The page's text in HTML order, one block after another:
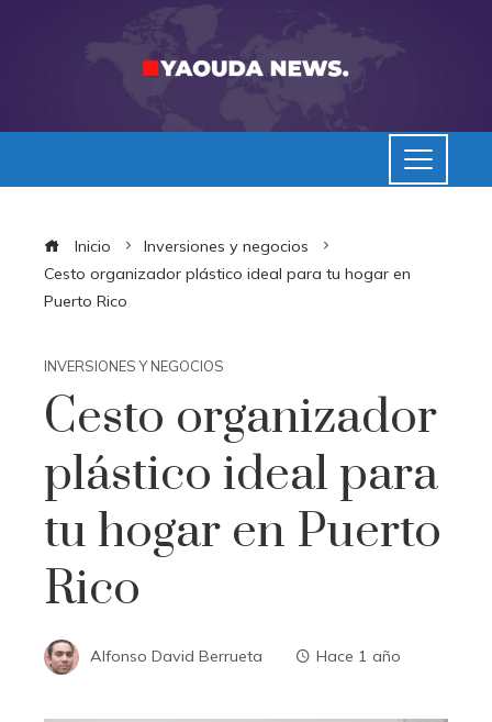
Inicio
Inversiones y negocios
Cesto organizador plástico ideal para tu hogar en
Puerto Rico
INVERSIONES Y NEGOCIOS
Cesto organizador
plástico ideal para
tu hogar en Puerto
Rico
Alfonso David Berrueta Hace 1 año